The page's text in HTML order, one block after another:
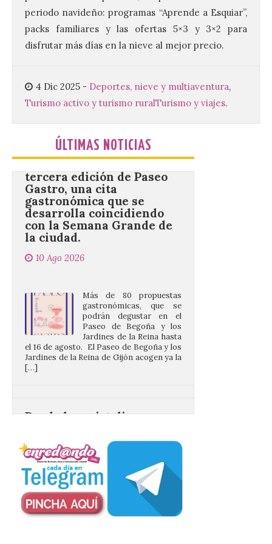
periodo navideño: programas “Aprende a Esquiar”,
packs familiares y las ofertas 5×3 y 3×2 para
disfrutar más días en la nieve al mejor precio.
4 Dic 2025 - Deportes, nieve y multiaventura,
Turismo activo y turismo ruralTurismo y viajes.
ÚLTIMAS NOTICIAS
Los Campamentos
Salamanca Tech, que se
desarrollan hasta el 4 de
septiembre en nueve
turnos semanales con
capacidad para 120 niños cada uno. Un
semana de actividades en […]
Gijón/Xixón celebra la
tercera edición de Paseo
Gastro, una cita
gastronómica que se
desarrolla coincidiendo
con la Semana Grande de
la ciudad.
10 Ago 2026
Paseo de Begoña y los
Jardines de la Reina hasta
el 16 de agosto. El Paseo de Begoña y los
Jardines de la Reina de Gijón acogen ya la
[…]
envían la vigésimo
10 Ago 2026
Nueva edición de León
de…viaje. Una iniciativa
organizado por la sección